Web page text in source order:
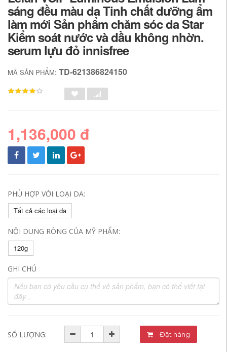
sáng đều màu da Tinh chất dưỡng ẩm
làm mới Sản phẩm chăm sóc da Star
Kiểm soát nước và dầu không nhờn.
serum lựu đỏ innisfree
MÃ SẢN PHẨM: TD-621386824150
1,136,000 đ
PHÙ HỢP VỚI LOẠI DA:
Tất cả các loại da
NỘI DUNG RÒNG CỦA MỸ PHẨM:
120g
GHI CHÚ
SỐ LƯỢNG: Đặt hàng